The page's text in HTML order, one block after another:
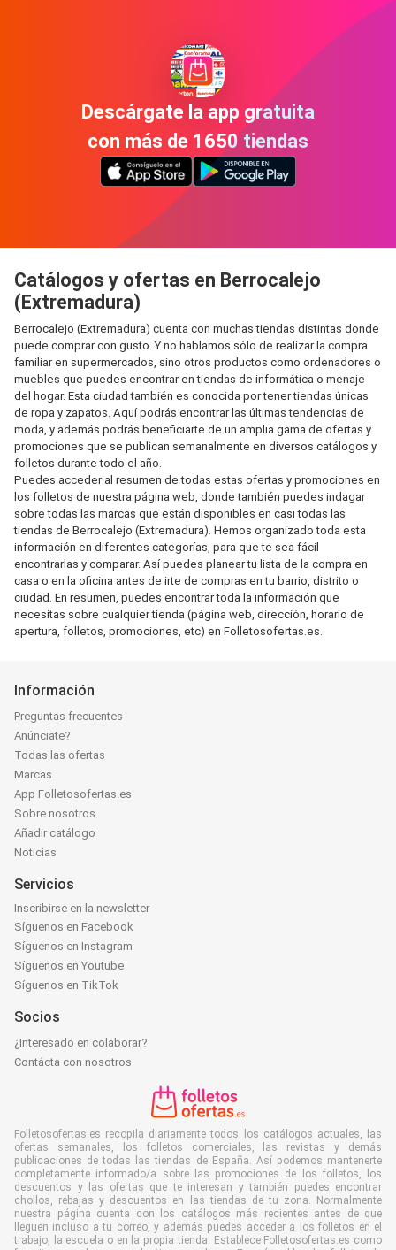
Descárgate la app gratuita
con más de 1650 tiendas
Catálogos y ofertas en Berrocalejo
(Extremadura)
Berrocalejo (Extremadura) cuenta con muchas tiendas distintas donde
puede comprar con gusto. Y no hablamos sólo de realizar la compra
familiar en supermercados, sino otros productos como ordenadores o
muebles que puedes encontrar en tiendas de informática o menaje
del hogar. Esta ciudad también es conocida por tener tiendas únicas
de ropa y zapatos. Aquí podrás encontrar las últimas tendencias de
moda, y además podrás beneficiarte de un amplia gama de ofertas y
promociones que se publican semanalmente en diversos catálogos y
folletos durante todo el año.
Puedes acceder al resumen de todas estas ofertas y promociones en
los folletos de nuestra página web, donde también puedes indagar
sobre todas las marcas que están disponibles en casi todas las
tiendas de Berrocalejo (Extremadura). Hemos organizado toda esta
información en diferentes categorías, para que te sea fácil
encontrarlas y comparar. Así puedes planear tu lista de la compra en
casa o en la oficina antes de irte de compras en tu barrio, distrito o
ciudad. En resumen, puedes encontrar toda la información que
necesitas sobre cualquier tienda (página web, dirección, horario de
apertura, folletos, promociones, etc) en Folletosofertas.es.
Información
Preguntas frecuentes
Anúnciate?
Todas las ofertas
Marcas
App Folletosofertas.es
Sobre nosotros
Añadir catálogo
Noticias
Servicios
Inscribirse en la newsletter
Síguenos en Facebook
Síguenos en Instagram
Síguenos en Youtube
Síguenos en TikTok
Socios
¿Interesado en colaborar?
Contácta con nosotros
Folletosofertas.es recopila diariamente todos los catálogos actuales, las
ofertas semanales, los folletos comerciales, las revistas y demás
publicaciones de todas las tiendas de España. Así podemos mantenerte
completamente informado/a sobre las promociones de los folletos, los
descuentos y las ofertas que te interesan y también puedes encontrar
chollos, rebajas y descuentos en las tiendas de tu zona. Normalmente
nuestra página cuenta con los catálogos más recientes antes de que
lleguen incluso a tu correo, y además puedes acceder a los folletos en el
trabajo, la escuela o en la propia tienda. Establece Folletosofertas.es como